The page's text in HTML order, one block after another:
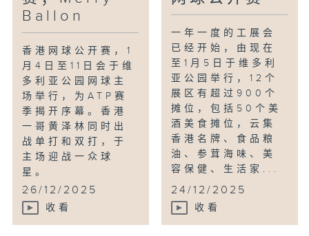
Ballon
香港网球公开赛，1
月4日至11日会于维
多利亚公园网球主
场举行，为ATP赛
季揭开序幕。香港
一哥黄泽林同时出
战单打和双打，于
主场迎战一众球
星。
...
26/12/2025
收看
一年一度的工展会
已经开始，由现在
至1月5日于维多利
亚公园举行，12个
展区有超过900个
摊位，包括50个美
酒美食摊位，云集
香港名牌、食品粮
油、参茸海味、美
容保健、生活家...
24/12/2025
收看